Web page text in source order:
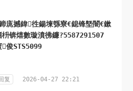
鍗庣撼鍏徃鍚堜綔寮€鎴锋墍闇€鏉
枡锛熺數璇濆彿鐮?5587291507
俊STS5099
复 2026-04-27 22:21